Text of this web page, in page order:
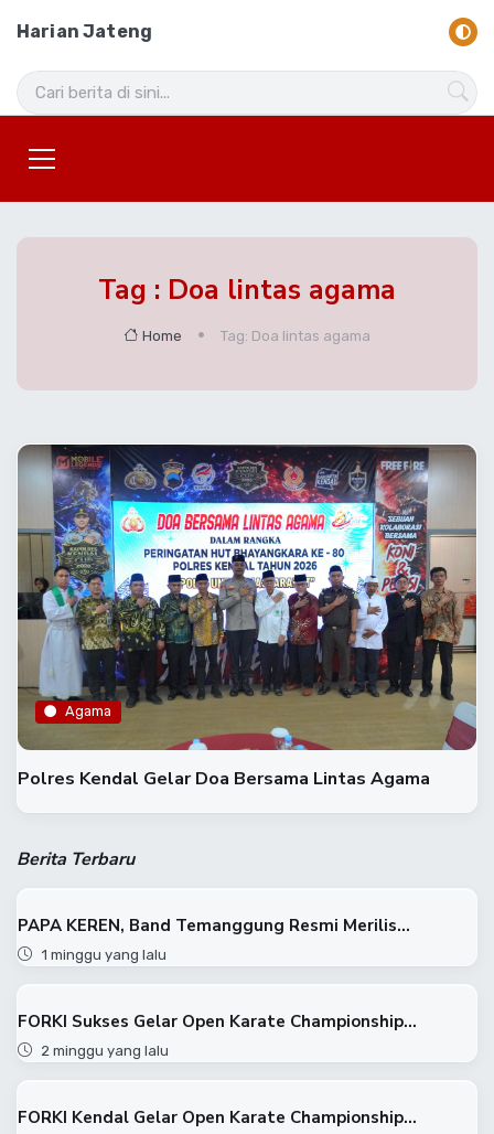
Harian Jateng
Tag : Doa lintas agama
Home Tag: Doa lintas agama
Agama
​Polres Kendal Gelar Doa Bersama Lintas Agama
Berita Terbaru
PAPA KEREN, Band Temanggung Resmi Merilis...
1 minggu yang lalu
FORKI Sukses Gelar Open Karate Championship...
2 minggu yang lalu
FORKI Kendal Gelar Open Karate Championship...